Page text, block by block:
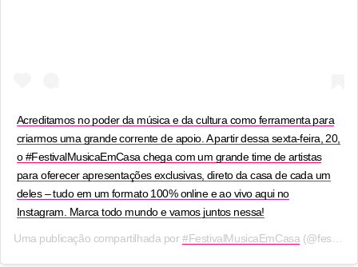
Acreditamos no poder da música e da cultura como ferramenta para
criarmos uma grande corrente de apoio. A partir dessa sexta-feira, 20,
o #FestivalMusicaEmCasa chega com um grande time de artistas
para oferecer apresentações exclusivas, direto da casa de cada um
deles – tudo em um formato 100% online e ao vivo aqui no
Instagram. Marca todo mundo e vamos juntos nessa!
Uma publicação compartilhada por#FestivalMusicaEmCasa (@festivalmusicaemcasa) em